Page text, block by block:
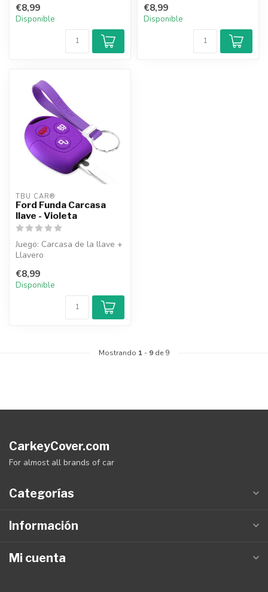
€8,99
Disponible
€8,99
Disponible
TBU CAR®
Ford Funda Carcasa
llave - Violeta
Juego: Carcasa de la llave +
Llavero
€8,99
Disponible
Mostrando 1 - 9 de 9
CarkeyCover.com
For almost all brands of car
Categorías
Información
Mi cuenta